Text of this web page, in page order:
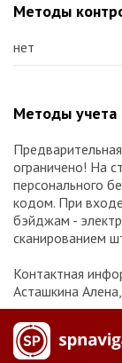
Методы
нет
Методы учета
ограничено! На
персонального
кодом. При
бэйджам -
сканированием
Контактная
Асташкина